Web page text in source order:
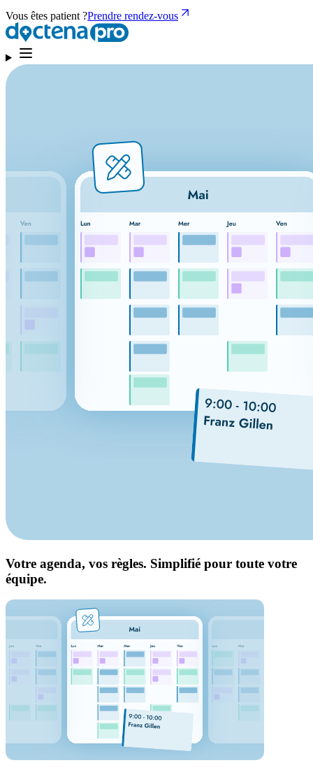
Vous êtes patient ?Prendre rendez-vous
Votre agenda, vos règles. Simplifié pour toute votre
équipe.